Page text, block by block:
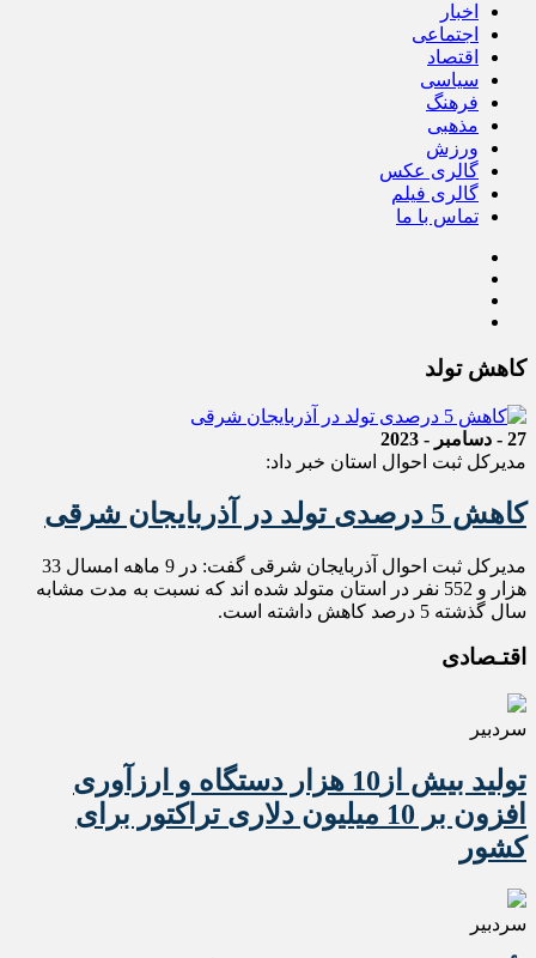
اخبار
اجتماعی
اقتصاد
سیاسی
فرهنگ
مذهبی
ورزش
گالری عکس
گالری فیلم
تماس با ما
کاهش تولد
27 - دسامبر - 2023
مدیرکل ثبت احوال استان خبر داد:
کاهش 5 درصدی تولد در آذربایجان شرقی
مدیرکل ثبت احوال آذربایجان شرقی گفت: در 9 ماهه امسال 33
هزار و 552 نفر در استان متولد شده اند که نسبت به مدت مشابه
سال گذشته 5 درصد کاهش داشته است.
اقتـصادی
سردبیر
تولید بیش از10 هزار دستگاه و ارزآوری
افزون بر 10 میلیون دلاری تراکتور برای
کشور
سردبیر